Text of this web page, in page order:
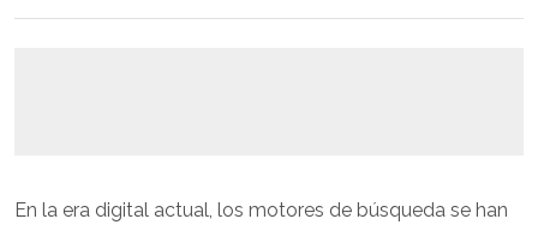
En la era digital actual, los motores de búsqueda se han